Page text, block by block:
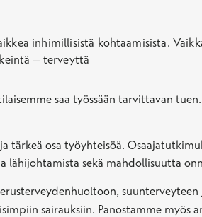
inhimillisistä kohtaamisista.
– terveyttä
saa työssään tarvittavan
tärkeä osa työyhteisöä.
sekä mahdollisuutta
sairauksiin. Panostamme myös